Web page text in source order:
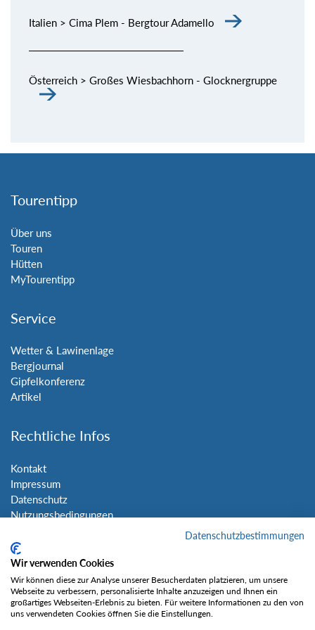
Italien > Cima Plem - Bergtour Adamello
Österreich > Großes Wiesbachhorn - Glocknergruppe
Tourentipp
Über uns
Touren
Hütten
MyTourentipp
Service
Wetter & Lawinenlage
Bergjournal
Gipfelkonferenz
Artikel
Rechtliche Infos
Kontakt
Impressum
Datenschutz
Nutzungsbedingungen
Social Media
Datenschutzbestimmungen
Wir verwenden Cookies
Wir können diese zur Analyse unserer Besucherdaten platzieren, um unsere
Webseite zu verbessern, personalisierte Inhalte anzuzeigen und Ihnen ein
großartiges Webseiten-Erlebnis zu bieten. Für weitere Informationen zu den von
uns verwendeten Cookies öffnen Sie die Einstellungen.